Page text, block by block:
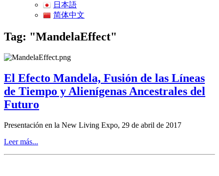
日本語
简体中文
Tag: "MandelaEffect"
El Efecto Mandela, Fusión de las Líneas
de Tiempo y Alienígenas Ancestrales del
Futuro
Presentación en la New Living Expo, 29 de abril de 2017
Leer más...